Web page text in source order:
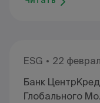
ESG
22
Банк
Глобального